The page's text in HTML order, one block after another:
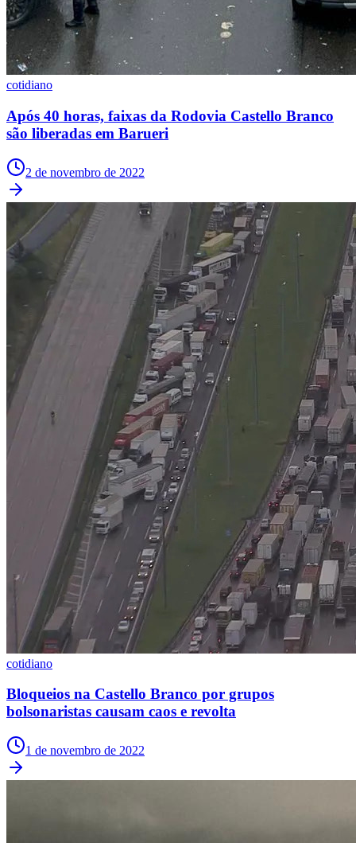
Fluminense
cotidiano
Após 40 horas, faixas da Rodovia Castello Branco
são liberadas em Barueri
2 de novembro de 2022
cotidiano
Bloqueios na Castello Branco por grupos
bolsonaristas causam caos e revolta
1 de novembro de 2022